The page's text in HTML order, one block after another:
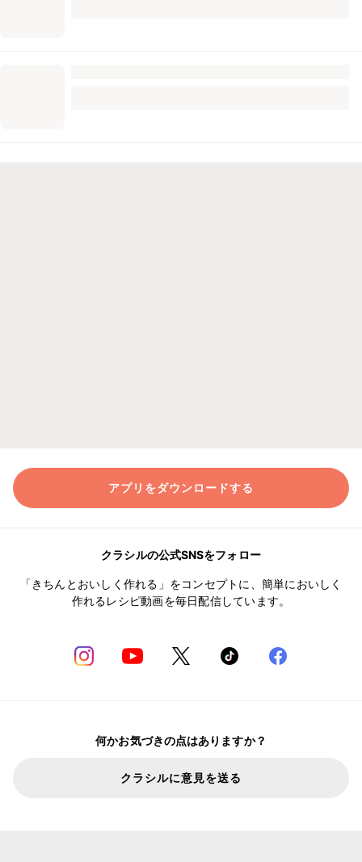
アプリをダウンロードする
クラシルの公式SNSをフォロー
「きちんとおいしく作れる」をコンセプトに、簡単においしく
作れるレシピ動画を毎日配信しています。
何かお気づきの点はありますか？
クラシルに意見を送る